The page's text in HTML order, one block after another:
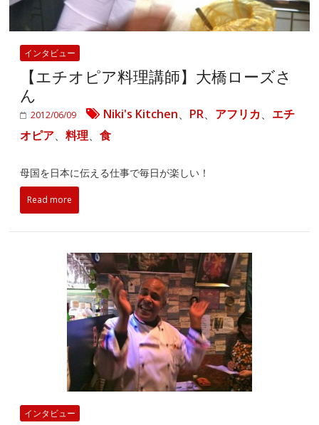
インタビュー
【エチオピア料理講師】大橋ローズさ
ん
2012/06/09 Niki's Kitchen、 PR、 アフリカ、 エチ
オピア、料理、食
母国を日本に伝える仕事で毎日が楽しい！
Read more
インタビュー